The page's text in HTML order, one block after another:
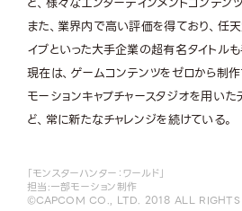
また、業界内で高い評価を得ており、任天
イブといった大手企業の超有名タイトルも
現在は、ゲームコンテンツをゼロから制
モーションキャプチャースタジオを用い
ど、常に新たなチャレンジを続けている。
「モンスターハンター：ワールド」
担当:一部モーション制作
©️CAPCOM CO., LTD. 2018 ALL RIGHTS